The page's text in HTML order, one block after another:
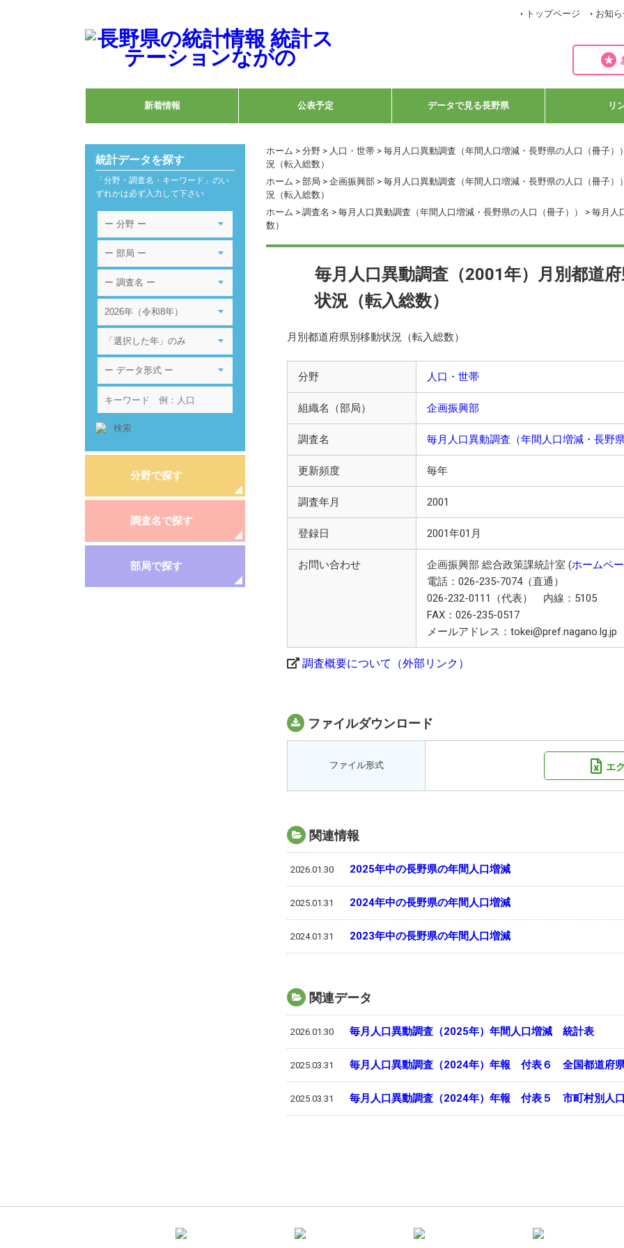
トップページ お知
新着情報 公表予定 データで見る長野県 リ
ホーム > 分野 > 人口・世帯 > 毎月人口異動調査（年間人口増減・長野県の人口（冊子））
況（転入総数）
ホーム > 部局 > 企画振興部 > 毎月人口異動調査（年間人口増減・長野県の人口（冊子））
況（転入総数）
ホーム > 調査名 > 毎月人口異動調査（年間人口増減・長野県の人口（冊子））
> 毎月人
数）
毎月人口異動調査（2001年）月別都道
状況（転入総数）
月別都道府県別移動状況（転入総数）
分野 人口・世帯
組織名（部局） 企画振興部
調査名 毎月人口異動調査（年間人口増減・長野
更新頻度 毎年
調査年月 2001
登録日 2001年01月
お問い合わせ 企画振興部 総合政策課統計室 (ホームペ
電話：026-235-7074（直通）
026-232-0111（代表） 内線：5105
FAX：026-235-0517
メールアドレス：tokei@pref.nagano.lg.jp
調査概要について（外部リンク）
ファイルダウンロード
ファイル形式 エ
関連情報
2026.01.30 2025年中の長野県の年間人口増減
2025.01.31 2024年中の長野県の年間人口増減
2024.01.31 2023年中の長野県の年間人口増減
関連データ
2026.01.30 毎月人口異動調査（2025年）年間人口増減 統計表
2025.03.31 毎月人口異動調査（2024年）年報 付表６ 全国都道府
2025.03.31 毎月人口異動調査（2024年）年報 付表５ 市町村別人
統計データを探す
「分野・調査名・キーワード」のい
ずれかは必ず入力して下さい
分野で探す
調査名で探す
部局で探す